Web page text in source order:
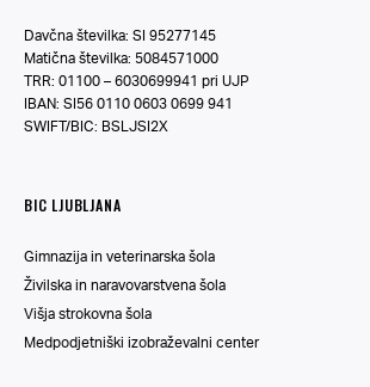
Davčna številka: SI 95277145
Matična številka: 5084571000
TRR: 01100 – 6030699941 pri UJP
IBAN: SI56 0110 0603 0699 941
SWIFT/BIC: BSLJSI2X
BIC LJUBLJANA
Gimnazija in veterinarska šola
Živilska in naravovarstvena šola
Višja strokovna šola
Medpodjetniški izobraževalni center